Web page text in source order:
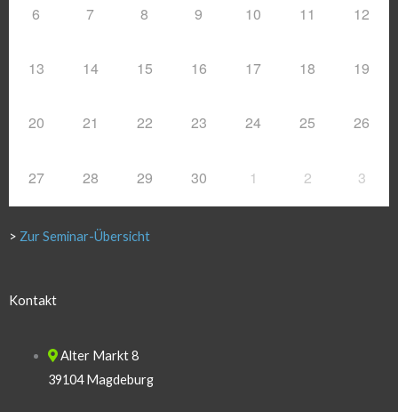
6 7 8 9 10 11 12
13 14 15 16 17 18 19
20 21 22 23 24 25 26
27 28 29 30 1 2 3
> Zur Seminar-Übersicht
Kontakt
Alter Markt 8
39104 Magdeburg